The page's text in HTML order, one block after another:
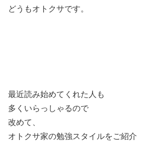
どうもオトクサです。
最近読み始めてくれた人も
多くいらっしゃるので
改めて、
オトクサ家の勉強スタイルをご紹介